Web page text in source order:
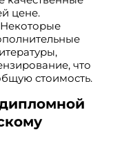
цене.
Некоторые
что
стоимость.